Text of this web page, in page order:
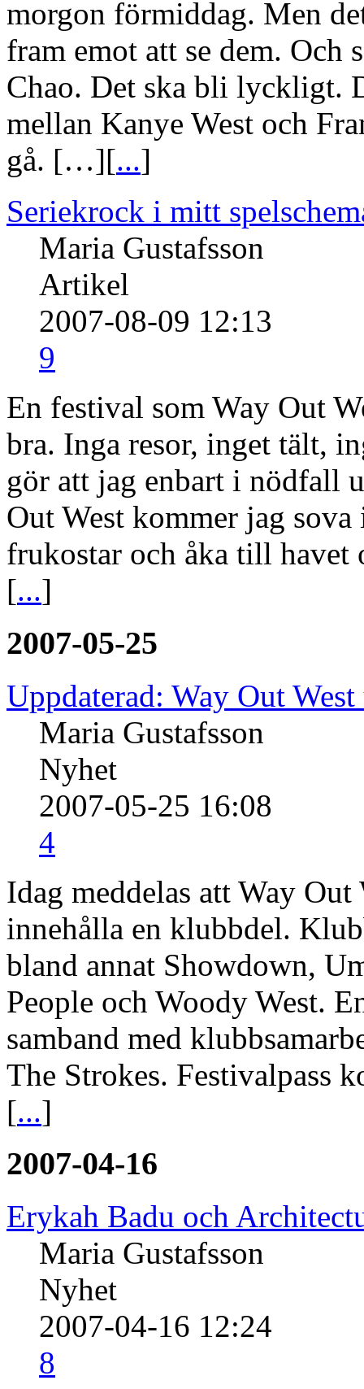
morgon förmiddag. Men
fram emot att se dem. Och
Chao. Det ska bli lyckligt.
mellan Kanye West och
gå. […][...]
Seriekrock i mitt
Maria Gustafsson
Artikel
2007-08-09 12:13
9
En festival som Way Out
bra. Inga resor, inget tält,
gör att jag enbart i nödfall
Out West kommer jag
frukostar och åka till
[...]
2007-05-25
Uppdaterad: Way Out
Maria Gustafsson
Nyhet
2007-05-25 16:08
4
Idag meddelas att Way
innehålla en klubbdel.
bland annat Showdown,
People och Woody West.
samband med
The Strokes. Festivalpass
[...]
2007-04-16
Erykah Badu och
Maria Gustafsson
Nyhet
2007-04-16 12:24
8